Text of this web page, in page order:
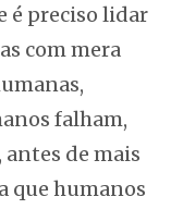
é preciso lidar
com mera
falham,
de mais
que humanos